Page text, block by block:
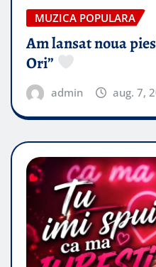
MUZICA POPULARA
Am lansat noua
Ori”
admin aug. 7,